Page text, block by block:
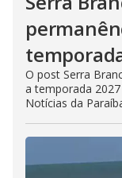
O post Serra
a temporada
Notícias da